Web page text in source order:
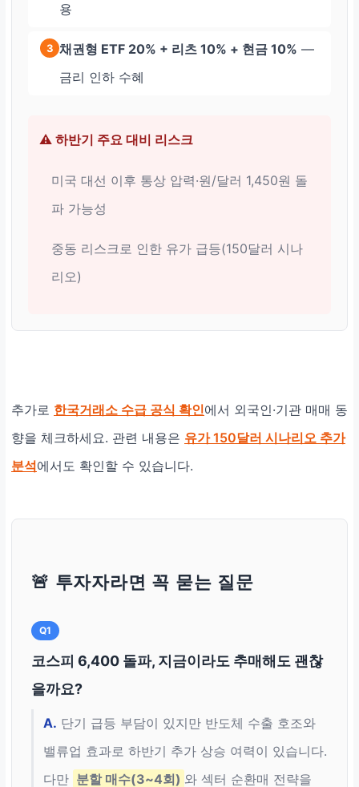
용
3 채권형 ETF 20% + 리츠 10% + 현금 10% —
금리 인하 수혜
⚠️ 하반기 주요 대비 리스크
미국 대선 이후 통상 압력·원/달러 1,450원 돌
파 가능성
중동 리스크로 인한 유가 급등(150달러 시나
리오)
추가로 한국거래소 수급 공식 확인에서 외국인·기관 매매 동
향을 체크하세요. 관련 내용은 유가 150달러 시나리오 추가
분석에서도 확인할 수 있습니다.
🚨 투자자라면 꼭 묻는 질문
Q1
코스피 6,400 돌파, 지금이라도 추매해도 괜찮
을까요?
A. 단기 급등 부담이 있지만 반도체 수출 호조와
밸류업 효과로 하반기 추가 상승 여력이 있습니다.
다만 분할 매수(3~4회) 와 섹터 순환매 전략을